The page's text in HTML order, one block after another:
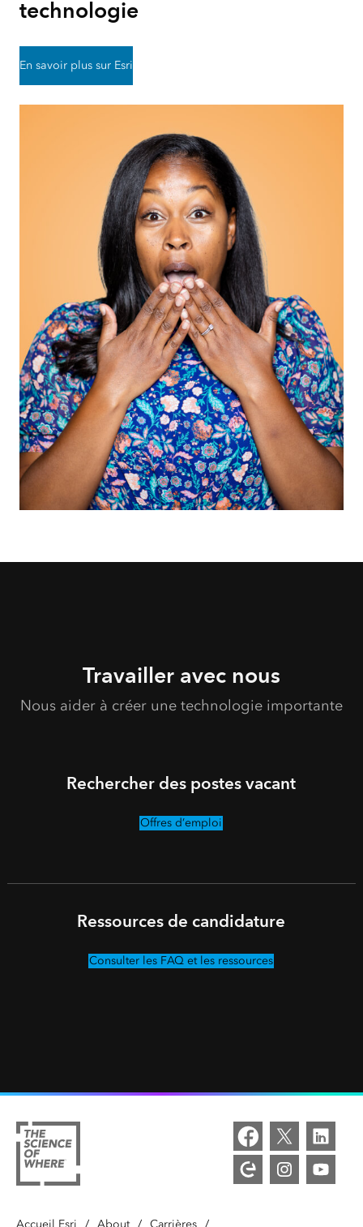
technologie
En savoir plus sur Esri
Travailler avec nous
Nous aider à créer une technologie importante
Rechercher des postes vacant
Offres d’emploi
Ressources de candidature
Consulter les FAQ et les ressources
Accueil Esri / About / Carrières /